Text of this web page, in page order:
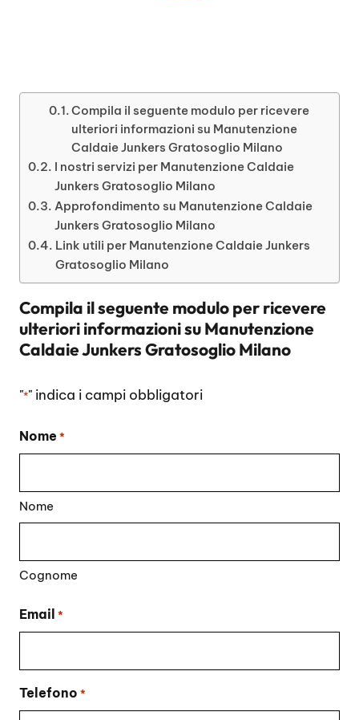
Compila il seguente modulo per ricevere
ulteriori informazioni su Manutenzione
Caldaie Junkers Gratosoglio Milano
I nostri servizi per Manutenzione Caldaie
Junkers Gratosoglio Milano
Approfondimento su Manutenzione Caldaie
Junkers Gratosoglio Milano
Link utili per Manutenzione Caldaie Junkers
Gratosoglio Milano
Compila il seguente modulo per ricevere
ulteriori informazioni suManutenzione
Caldaie Junkers Gratosoglio Milano
"*" indica i campi obbligatori
Nome *
Nome
Cognome
Email *
Telefono *